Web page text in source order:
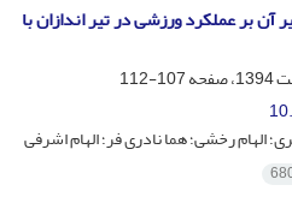
بر عملکرد ورزشی در تیر اندازان با
107-112
الهام رخشی؛ هما نادری فر؛ الهام اشرفی